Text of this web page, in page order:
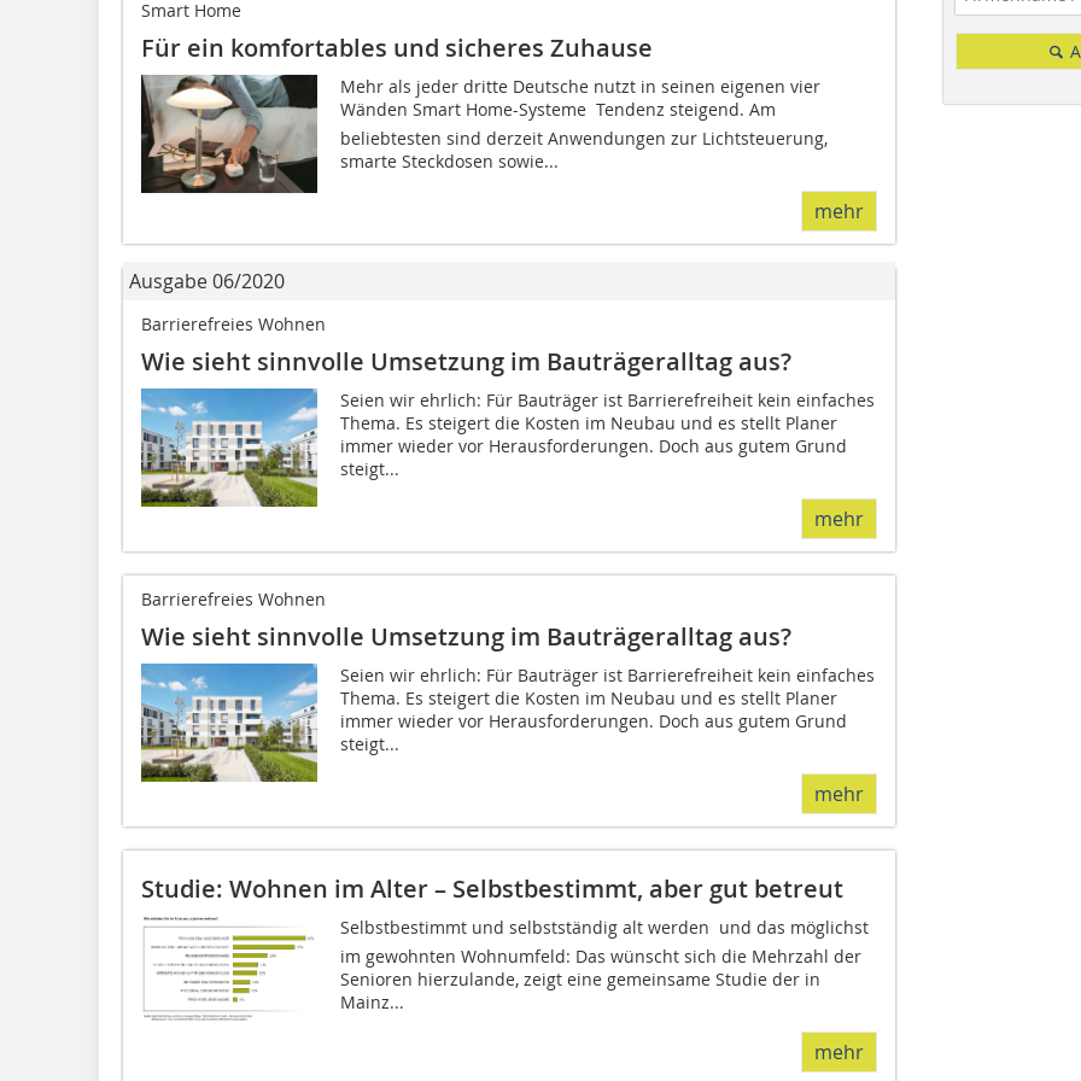
Smart Home
Für ein komfortables und sicheres Zuhause
Mehr als jeder dritte Deutsche nutzt in seinen eigenen vier
Wänden Smart Home-Systeme  Tendenz steigend. Am
beliebtesten sind derzeit Anwendungen zur Lichtsteuerung,
smarte Steckdosen sowie...
mehr
Ausgabe 06/2020
Barrierefreies Wohnen
Wie sieht sinnvolle Umsetzung im Bauträgeralltag aus?
Seien wir ehrlich: Für Bauträger ist Barrierefreiheit kein einfaches
Thema. Es steigert die Kosten im Neubau und es stellt Planer
immer wieder vor Herausforderungen. Doch aus gutem Grund
steigt...
mehr
Barrierefreies Wohnen
Wie sieht sinnvolle Umsetzung im Bauträgeralltag aus?
Seien wir ehrlich: Für Bauträger ist Barrierefreiheit kein einfaches
Thema. Es steigert die Kosten im Neubau und es stellt Planer
immer wieder vor Herausforderungen. Doch aus gutem Grund
steigt...
mehr
Studie: Wohnen im Alter – Selbstbestimmt, aber gut betreut
Selbstbestimmt und selbstständig alt werden  und das möglichst
im gewohnten Wohnumfeld: Das wünscht sich die Mehrzahl der
Senioren hierzulande, zeigt eine gemeinsame Studie der in
Mainz...
mehr